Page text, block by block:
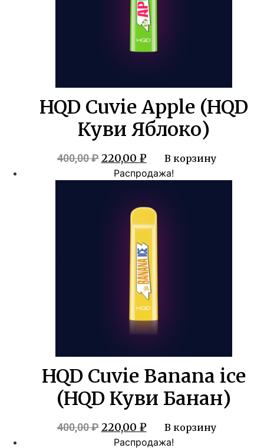
HQD Cuvie Apple (HQD
Куви Яблоко)
400,00₽ Первоначальная
цена
400,00 ₽.
220,00 ₽Текущая
цена:
В корзину
Распродажа!
HQD Cuvie Banana ice
(HQD Куви Банан)
400,00₽ Первоначальная
цена
220,00 ₽Текущая
цена:
В корзину
Распродажа!